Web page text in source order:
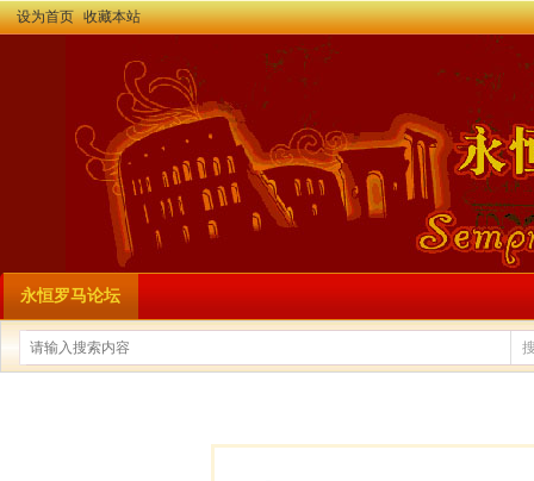
设为首页 收藏本站
永恒罗马论坛